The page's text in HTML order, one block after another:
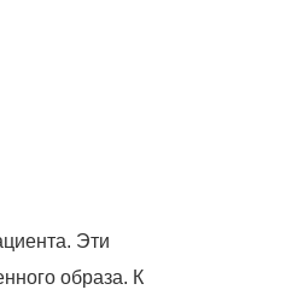
Эти
образа. К